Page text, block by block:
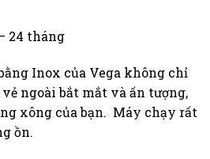
24 tháng
Inox của Vega không chỉ
ngoài bắt mắt và ấn tượng,
xông của bạn. Máy chạy rất
ồn.